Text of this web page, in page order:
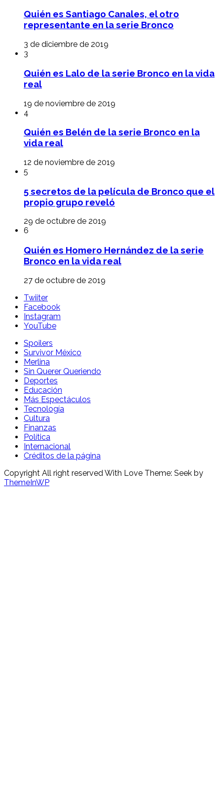
Quién es Santiago Canales, el otro
representante en la serie Bronco
3 de diciembre de 2019
3
Quién es Lalo de la serie Bronco en la vida
real
19 de noviembre de 2019
4
Quién es Belén de la serie Bronco en la
vida real
12 de noviembre de 2019
5
5 secretos de la película de Bronco que el
propio grupo reveló
29 de octubre de 2019
6
Quién es Homero Hernández de la serie
Bronco en la vida real
27 de octubre de 2019
Twiiter
Facebook
Instagram
YouTube
Spoilers
Survivor México
Merlina
Sin Querer Queriendo
Deportes
Educación
Más Espectáculos
Tecnología
Cultura
Finanzas
Política
Internacional
Créditos de la página
Copyright All right reserved With Love Theme: Seek by
ThemeInWP